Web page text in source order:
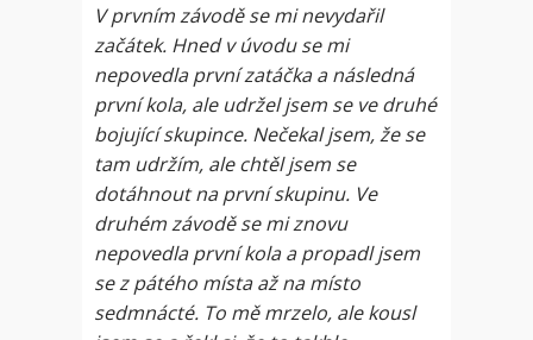
V prvním závodě se mi nevydařil
začátek. Hned v úvodu se mi
nepovedla první zatáčka a následná
první kola, ale udržel jsem se ve druhé
bojující skupince. Nečekal jsem, že se
tam udržím, ale chtěl jsem se
dotáhnout na první skupinu. Ve
druhém závodě se mi znovu
nepovedla první kola a propadl jsem
se z pátého místa až na místo
sedmnácté. To mě mrzelo, ale kousl